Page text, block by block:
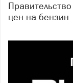
Правительство смягчает требования к расчёту
цен на бензин